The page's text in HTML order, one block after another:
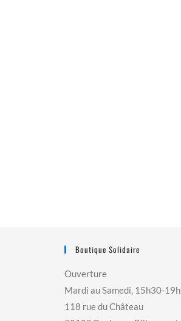
Boutique Solidaire
Ouverture
Mardi au Samedi, 15h30-19h
118 rue du Château